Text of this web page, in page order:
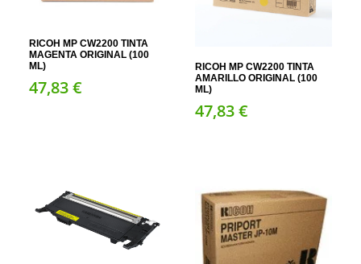
RICOH MP CW2200 TINTA
MAGENTA ORIGINAL (100
ML)
47,83€
RICOH MP CW2200 TINTA
AMARILLO ORIGINAL (100
ML)
47,83€